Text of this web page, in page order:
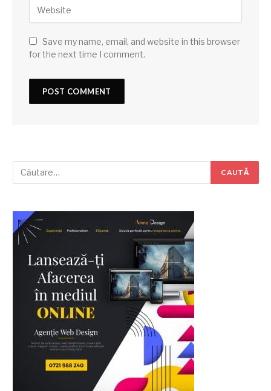
Save my name, email, and website in this browser
for the next time I comment.